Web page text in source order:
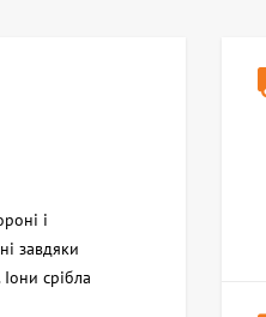
і
завдяки
срібла